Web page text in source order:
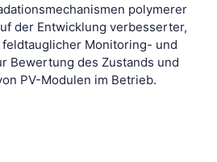
polymerer
der Entwicklung verbesserter,
Monitoring- und
Bewertung des Zustands und
PV-Modulen im Betrieb.